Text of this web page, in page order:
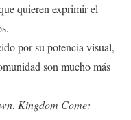
quieren exprimir el
por su potencia visual,
son mucho más
, Kingdom Come: